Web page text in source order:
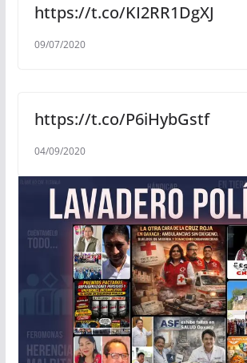
https://t.co/KI2RR1DgXJ
09/07/2020
https://t.co/P6iHybGstf
04/09/2020